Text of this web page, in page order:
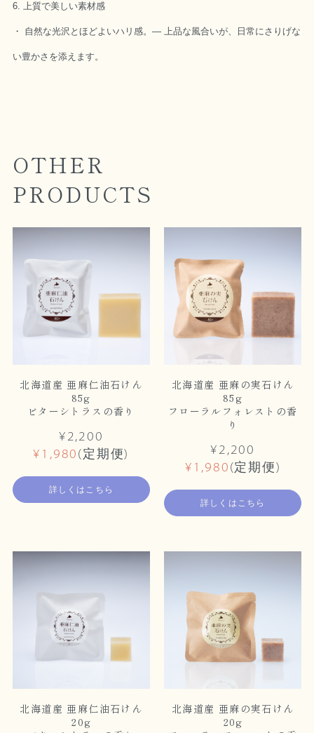
6. 上質で美しい素材感
・ 自然な光沢とほどよいハリ感。― 上品な風合いが、日常にさりげな
い豊かさを添えます。
OTHER
PRODUCTS
北海道産 亜麻仁油石けん
85g
ビターシトラスの香り
¥2,200
¥1,980(定期便)
詳しくはこちら
北海道産 亜麻の実石けん
85g
フローラルフォレストの香
り
¥2,200
¥1,980(定期便)
詳しくはこちら
北海道産 亜麻仁油石けん
20g
北海道産 亜麻の実石けん
20g